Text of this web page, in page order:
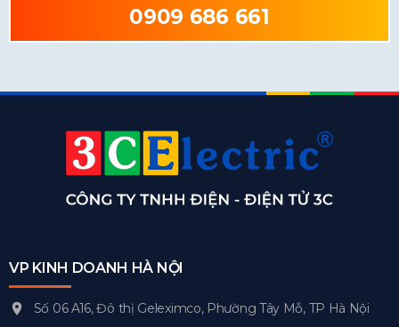
0909 686 661
VP KINH DOANH HÀ NỘI
Số 06 A16, Đô thị Geleximco, Phường Tây Mỗ, TP Hà Nội